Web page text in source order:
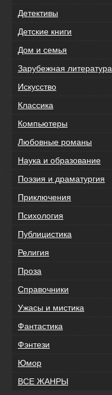
Детективы
Детские книги
Дом и семья
Зарубежная литература
Искусство
Классика
Компьютеры
Любовные романы
Наука и образование
Поэзия и драматургия
Приключения
Психология
Публицистика
Религия
Проза
Справочники
Ужасы и мистика
Фантастика
Фэнтези
Юмор
ВСЕ ЖАНРЫ